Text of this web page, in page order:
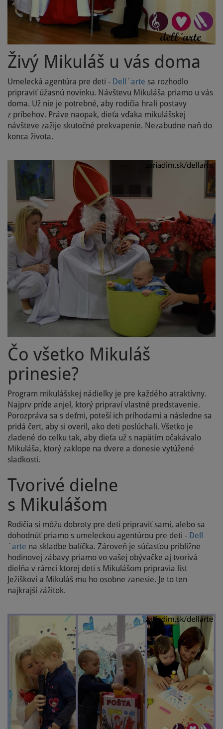
Živý Mikuláš u vás doma
Umelecká agentúra pre deti - Dell´arte sa rozhodlo
pripraviť úžasnú novinku. Návštevu Mikuláša priamo u vás
doma. Už nie je potrebné, aby rodičia hrali postavy
z príbehov. Práve naopak, dieťa vďaka mikulášskej
návšteve zažije skutočné prekvapenie. Nezabudne naň do
konca života.
Čo všetko Mikuláš
prinesie?
Program mikulášskej nádielky je pre každého atraktívny.
Najprv príde anjel, ktorý pripraví vlastné predstavenie.
Porozpráva sa s deťmi, poteší ich príhodami a následne sa
pridá čert, aby si overil, ako deti poslúchali. Všetko je
zladené do celku tak, aby dieťa už s napätím očakávalo
Mikuláša, ktorý zaklope na dvere a donesie vytúžené
sladkosti.
Tvorivé dielne
s Mikulášom
Rodičia si môžu dobroty pre deti pripraviť sami, alebo sa
dohodnúť priamo s umeleckou agentúrou pre deti - Dell
´arte na skladbe balíčka. Zároveň je súčasťou približne
hodinovej zábavy priamo vo vašej obývačke aj tvorivá
dielňa v rámci ktorej deti s Mikulášom pripravia list
Ježiškovi a Mikuláš mu ho osobne zanesie. Je to ten
najkrajší zážitok.